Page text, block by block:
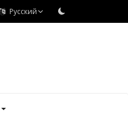
Русский